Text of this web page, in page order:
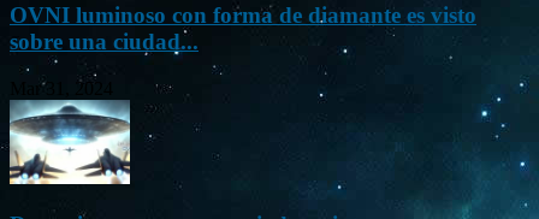
OVNI luminoso con forma de diamante es visto
sobre una ciudad...
Mar 31, 2024